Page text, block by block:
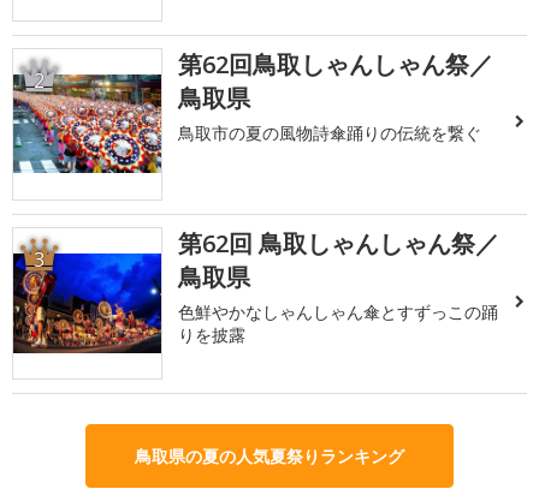
2
第62回鳥取しゃんしゃん祭／
鳥取県
鳥取市の夏の風物詩傘踊りの伝統を繋ぐ
3
第62回 鳥取しゃんしゃん祭／
鳥取県
色鮮やかなしゃんしゃん傘とすずっこの踊
りを披露
鳥取県の夏の人気夏祭りランキング